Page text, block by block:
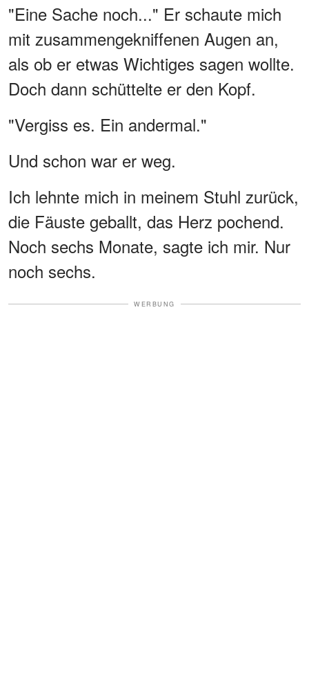
"Eine Sache noch..." Er schaute mich
mit zusammengekniffenen Augen an,
als ob er etwas Wichtiges sagen wollte.
Doch dann schüttelte er den Kopf.
"Vergiss es. Ein andermal."
Und schon war er weg.
Ich lehnte mich in meinem Stuhl zurück,
die Fäuste geballt, das Herz pochend.
Noch sechs Monate, sagte ich mir. Nur
noch sechs.
WERBUNG